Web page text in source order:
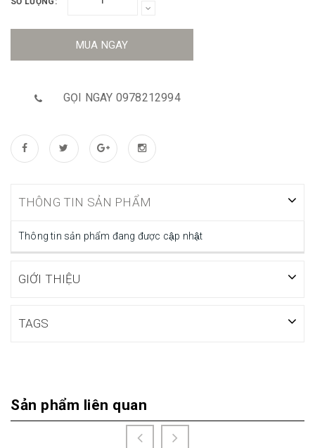
MUA NGAY
GỌI NGAY 0978212994
THÔNG TIN SẢN PHẨM
Thông tin sản phẩm đang được cập nhật
GIỚI THIỆU
TAGS
Sản phẩm liên quan